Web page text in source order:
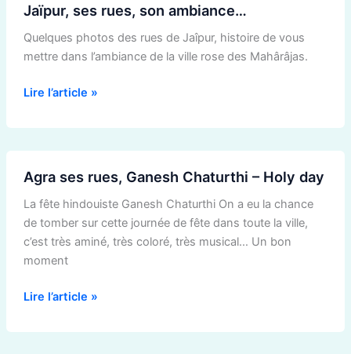
Jaïpur, ses rues, son ambiance…
Quelques photos des rues de Jaîpur, histoire de vous
mettre dans l’ambiance de la ville rose des Mahârâjas.
ses
rues,
son
Lire l’article »
Agra ses rues, Ganesh Chaturthi – Holy day
La fête hindouiste Ganesh Chaturthi On a eu la chance
de tomber sur cette journée de fête dans toute la ville,
c’est très aminé, très coloré, très musical… Un bon
moment
ses
rues,
Ganesh
Chaturthi
day
Lire l’article »